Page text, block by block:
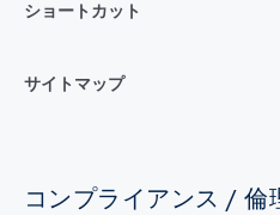
ショートカット
サイトマップ
コンプライアンス /